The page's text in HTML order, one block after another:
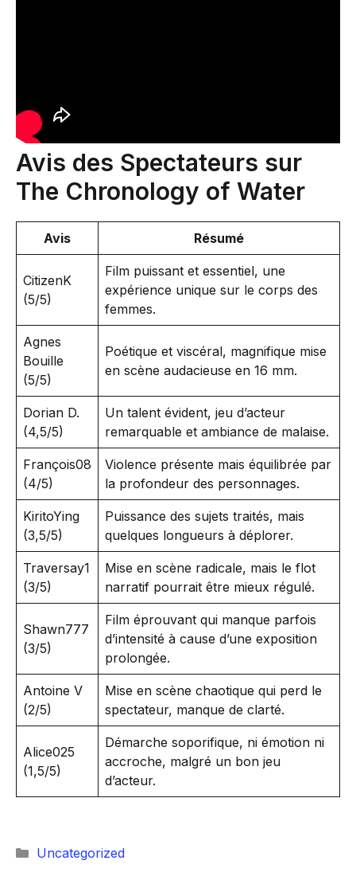
Avis des Spectateurs sur
The Chronology of Water
Avis Résumé
CitizenK
(5/5)
Film puissant et essentiel, une
expérience unique sur le corps des
femmes.
Agnes
Bouille
(5/5)
Poétique et viscéral, magnifique mise
en scène audacieuse en 16 mm.
Dorian D.
(4,5/5)
Un talent évident, jeu d’acteur
remarquable et ambiance de malaise.
François08
(4/5)
Violence présente mais équilibrée par
la profondeur des personnages.
KiritoYing
(3,5/5)
Puissance des sujets traités, mais
quelques longueurs à déplorer.
Traversay1
(3/5)
Mise en scène radicale, mais le flot
narratif pourrait être mieux régulé.
Shawn777
(3/5)
Film éprouvant qui manque parfois
d’intensité à cause d’une exposition
prolongée.
Antoine V
(2/5)
Mise en scène chaotique qui perd le
spectateur, manque de clarté.
Alice025
(1,5/5)
Démarche soporifique, ni émotion ni
accroche, malgré un bon jeu
d’acteur.
Catégories
Uncategorized